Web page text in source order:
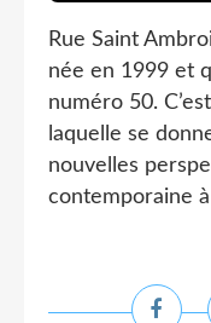
Rue Saint
née en 1999 et
numéro 50.
laquelle se
nouvelles
contemporaine